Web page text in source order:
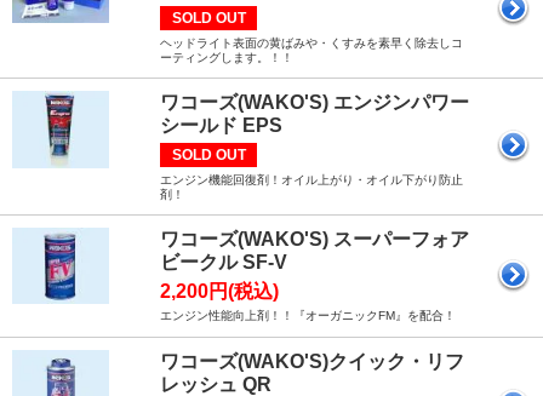
SOLD OUT
ヘッドライト表面の黄ばみや・くすみを素早く除去しコ
ーティングします。！！
ワコーズ(WAKO'S) エンジンパワー
シールド EPS
SOLD OUT
エンジン機能回復剤！オイル上がり・オイル下がり防止
剤！
ワコーズ(WAKO'S) スーパーフォア
ビークル SF-V
2,200円(税込)
エンジン性能向上剤！！『オーガニックFM』を配合！
ワコーズ(WAKO'S)クイック・リフ
レッシュ QR